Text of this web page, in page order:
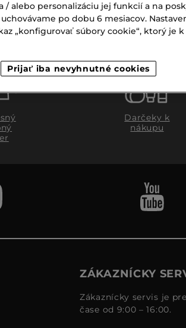
Hydratačný Krém Na Ruky
Tváre
Darčeky k
nákupu
ZÁKAZNÍCKY
Zákaznícky servis je
čase od 9:00 – 16:00.
/ alebo personalizáciu jej funkcií a na
po dobu 6 mesiacov.
„konfigurovať súbory cookie“, ktorý je k
Prijať iba nevyhnutné cookies